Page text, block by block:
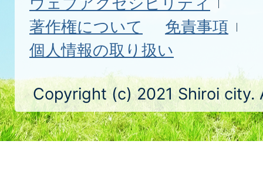
著作権について
免責事項
個人情報の取り扱い
Copyright (c) 2021 Shiroi city.